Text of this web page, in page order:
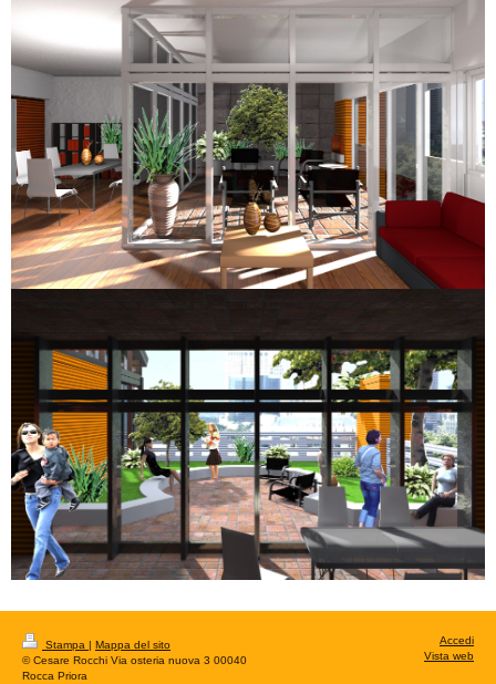
Stampa | Mappa del sito
© Cesare Rocchi Via osteria nuova 3 00040
Rocca Priora
Accedi
Vista web